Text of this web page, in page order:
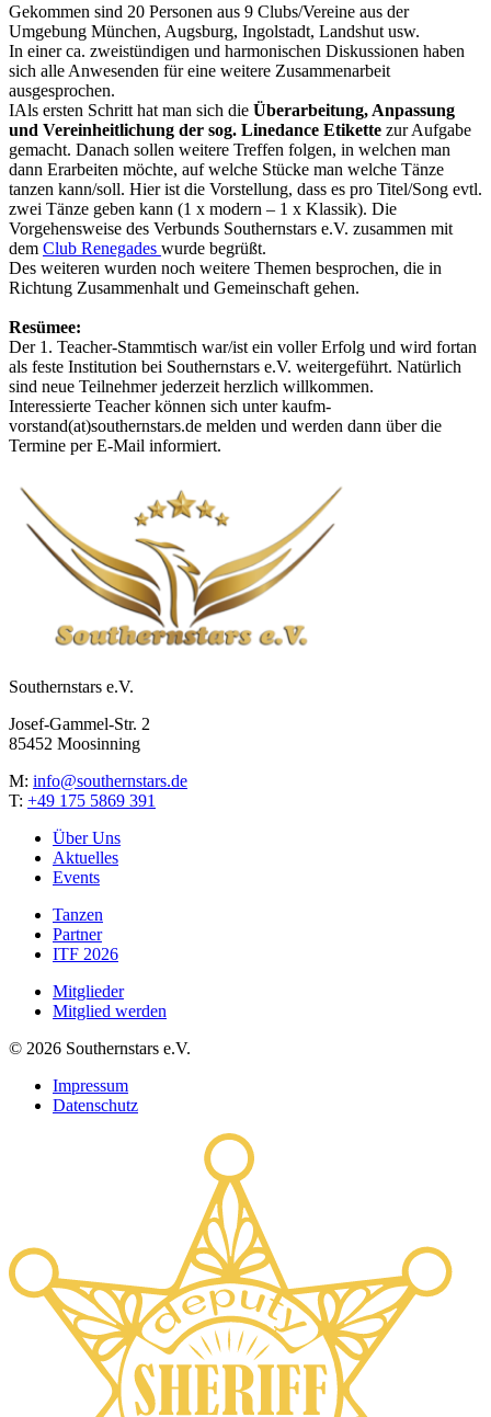
Gekommen sind 20 Personen aus 9 Clubs/Vereine aus der
Umgebung München, Augsburg, Ingolstadt, Landshut usw.
In einer ca. zweistündigen und harmonischen Diskussionen haben
sich alle Anwesenden für eine weitere Zusammenarbeit
ausgesprochen.
IAls ersten Schritt hat man sich die Überarbeitung, Anpassung
und Vereinheitlichung der sog. Linedance Etikette zur Aufgabe
gemacht. Danach sollen weitere Treffen folgen, in welchen man
dann Erarbeiten möchte, auf welche Stücke man welche Tänze
tanzen kann/soll. Hier ist die Vorstellung, dass es pro Titel/Song evtl.
zwei Tänze geben kann (1 x modern – 1 x Klassik). Die
Vorgehensweise des Verbunds Southernstars e.V. zusammen mit
dem Club Renegades wurde begrüßt.
Des weiteren wurden noch weitere Themen besprochen, die in
Richtung Zusammenhalt und Gemeinschaft gehen.
Resümee:
Der 1. Teacher-Stammtisch war/ist ein voller Erfolg und wird fortan
als feste Institution bei Southernstars e.V. weitergeführt. Natürlich
sind neue Teilnehmer jederzeit herzlich willkommen.
Interessierte Teacher können sich unter kaufm-
vorstand(at)southernstars.de melden und werden dann über die
Termine per E-Mail informiert.
Southernstars e.V.
Josef-Gammel-Str. 2
85452 Moosinning
M: info@southernstars.de
T: +49 175 5869 391
Über Uns
Aktuelles
Events
Tanzen
Partner
ITF 2026
Mitglieder
Mitglied werden
© 2026 Southernstars e.V.
Impressum
Datenschutz